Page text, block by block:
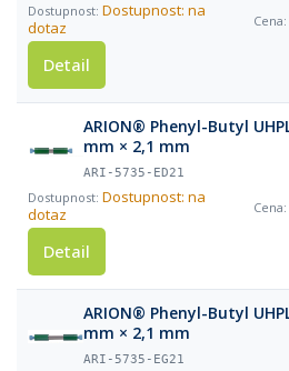
Dostupnost: na
dotaz
Detail
ARION® Phenyl-Butyl
mm × 2,1 mm
ARI-5735-ED21
Dostupnost: na
dotaz
Detail
ARION® Phenyl-Butyl
mm × 2,1 mm
ARI-5735-EG21